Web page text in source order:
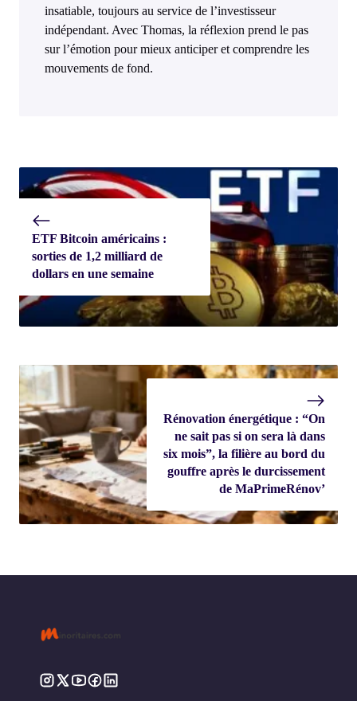
insatiable, toujours au service de l’investisseur
indépendant. Avec Thomas, la réflexion prend le pas
sur l’émotion pour mieux anticiper et comprendre les
mouvements de fond.
ETF Bitcoin américains :
sorties de 1,2 milliard de
dollars en une semaine
Rénovation énergétique : “On
ne sait pas si on sera là dans
six mois”, la filière au bord du
gouffre après le durcissement
de MaPrimeRénov’